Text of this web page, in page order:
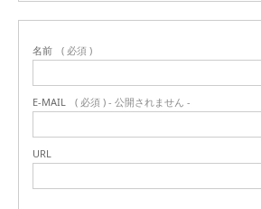
名前 ( 必須 )
E-MAIL ( 必須 ) - 公開されません -
URL